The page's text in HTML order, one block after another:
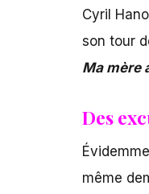
Cyril
son tour
Ma mère
Des
même